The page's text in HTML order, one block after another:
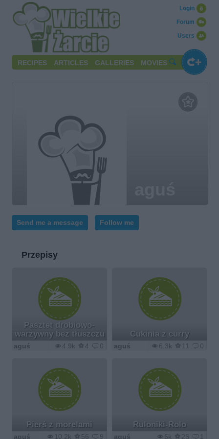
Users
Forum
Login
RECIPES ARTICLES GALLERIES MOVIES
Send me a message Follow me
Przepisy
Pasztet drobiowo-
warzywny bez tłuszczu
4.9k 4 0
aguś
Cukinia z curry
6.3k 11 0
aguś
Pierś z morelami
10.2k 56 9
aguś
Ruloniki-Rolo
6k 26 1
aguś